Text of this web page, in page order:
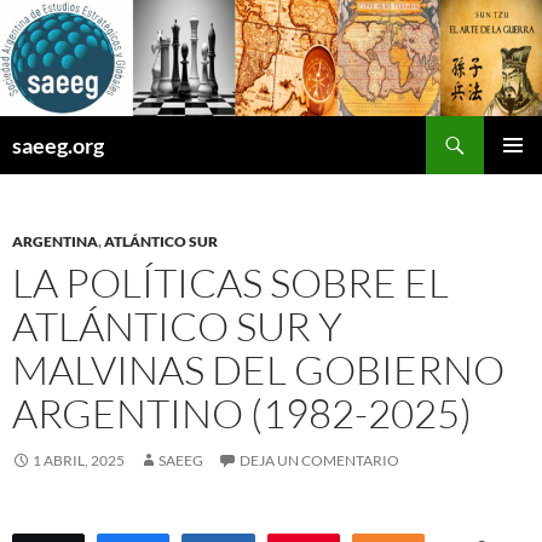
Saltar
al
contenido
saeeg.org
ARGENTINA,ATLÁNTICO SUR
LA POLÍTICAS SOBRE EL
ATLÁNTICO SUR Y
MALVINAS DEL GOBIERNO
ARGENTINO (1982-2025)
1 ABRIL, 2025 SAEEG DEJA UN COMENTARIO